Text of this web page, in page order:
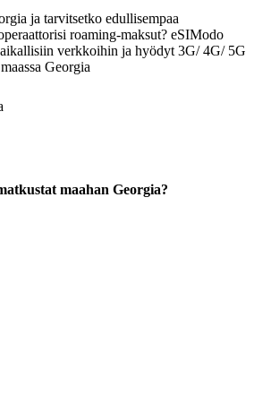
ja tarvitsetko edullisempaa
roaming-maksut? eSIModo
verkkoihin ja hyödyt 3G/ 4G/ 5G
Georgia
maahan Georgia?